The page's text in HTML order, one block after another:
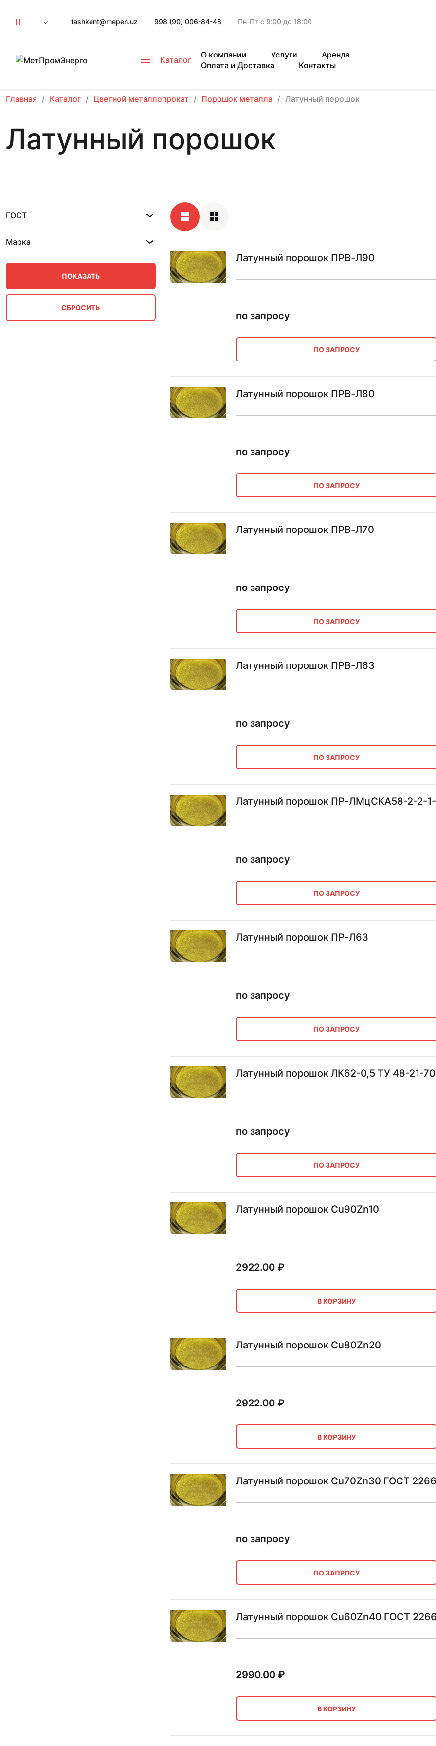
tashkent@mepen.uz 998 (90) 006-84-48 Пн-Пт с 9:00 до 18:00
Каталог
О компании Услуги
Аренда
Оплата и Доставка
Контакты
Главная Каталог Цветной металлопрокат Порошок металла Латунный порошок
Латунный порошок
ГОСТ
Марка
Латунный порошок ПРВ-Л90
по запросу
ПО ЗАПРОСУ
Латунный порошок ПРВ-Л80
по запросу
ПО ЗАПРОСУ
Латунный порошок ПРВ-Л70
по запросу
ПО ЗАПРОСУ
Латунный порошок ПРВ-Л63
по запросу
ПО ЗАПРОСУ
Латунный порошок ПР-ЛМцСКА58-2-2-1-
по запросу
ПО ЗАПРОСУ
Латунный порошок ПР-Л63
по запросу
ПО ЗАПРОСУ
Латунный порошок ЛК62-0,5 ТУ 48-21-
по запросу
ПО ЗАПРОСУ
Латунный порошок Cu90Zn10
2922.00₽
В КОРЗИНУ
Латунный порошок Cu80Zn20
2922.00₽
В КОРЗИНУ
Латунный порошок Cu70Zn30 ГОСТ
по запросу
ПО ЗАПРОСУ
Латунный порошок Cu60Zn40 ГОСТ
2990.00₽
В КОРЗИНУ